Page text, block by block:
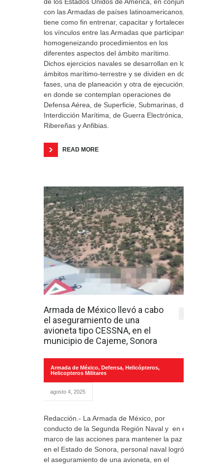
con las Armadas de países latinoamericanos, y
tiene como fin entrenar, capacitar y fortalecer
los vínculos entre las Armadas que participan,
homogeneizando procedimientos en los
diferentes aspectos del ámbito marítimo.
Dichos ejercicios navales se desarrollan en los
ámbitos marítimo-terrestre y se dividen en dos
fases, una de planeación y otra de ejecución,
en donde se contemplan operaciones de
Defensa Aérea, de Superficie, Submarinas, de
Interdicción Marítima, de Guerra Electrónica,
Ribereñas y Anfibias.
READ MORE
Armada de México llevó a cabo
el aseguramiento de una
avioneta tipo CESSNA, en el
municipio de Cajeme, Sonora
1
Armada de México, Defensa, Helicópteros,
Helicopteros Militares
agosto 4, 2025
Redacción.- La Armada de México, por
conducto de la Segunda Región Naval y en el
marco de las acciones para mantener la paz
en el Estado de Sonora, personal naval logró
el aseguramiento de una avioneta, en el